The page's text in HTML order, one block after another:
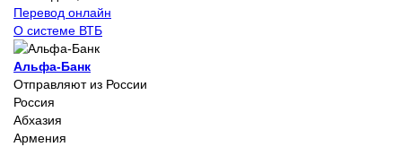
Перевод онлайн
О системе ВТБ
Альфа-Банк
Отправляют из России
Россия
Абхазия
Армения